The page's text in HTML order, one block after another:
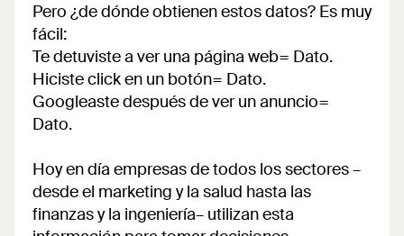
Pero ¿de dónde obtienen estos datos? Es muy
fácil:
Te detuviste a ver una página web= Dato.
Hiciste click en un botón= Dato.
Googleaste después de ver un anuncio=
Dato.
Hoy en día empresas de todos los sectores –
desde el marketing y la salud hasta las
finanzas y la ingeniería– utilizan esta